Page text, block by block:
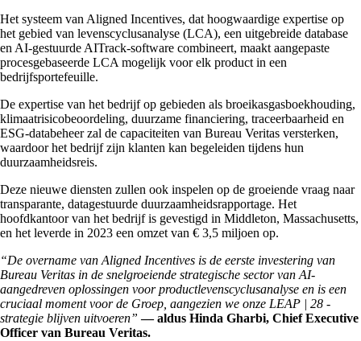
Het systeem van Aligned Incentives, dat hoogwaardige expertise op
het gebied van levenscyclusanalyse (LCA), een uitgebreide database
en AI-gestuurde AITrack-software combineert, maakt aangepaste
procesgebaseerde LCA mogelijk voor elk product in een
bedrijfsportefeuille.
De expertise van het bedrijf op gebieden als broeikasgasboekhouding,
klimaatrisicobeoordeling, duurzame financiering, traceerbaarheid en
ESG-databeheer zal de capaciteiten van Bureau Veritas versterken,
waardoor het bedrijf zijn klanten kan begeleiden tijdens hun
duurzaamheidsreis.
Deze nieuwe diensten zullen ook inspelen op de groeiende vraag naar
transparante, datagestuurde duurzaamheidsrapportage. Het
hoofdkantoor van het bedrijf is gevestigd in Middleton, Massachusetts,
en het leverde in 2023 een omzet van € 3,5 miljoen op.
“De overname van Aligned Incentives is de eerste investering van
Bureau Veritas in de snelgroeiende strategische sector van AI-
aangedreven oplossingen voor productlevenscyclusanalyse en is een
cruciaal moment voor de Groep, aangezien we onze LEAP | 28 -
strategie blijven uitvoeren” — aldus Hinda Gharbi, Chief Executive
Officer van Bureau Veritas.